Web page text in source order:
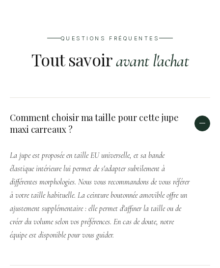
QUESTIONS FRÉQUENTES
Tout savoiravant l'achat
Comment choisir ma taille pour cette jupe
maxi carreaux ?
La jupe est proposée en taille EU universelle, et sa bande
élastique intérieure lui permet de s'adapter subtilement à
différentes morphologies. Nous vous recommandons de vous référer
à votre taille habituelle. La ceinture boutonnée amovible offre un
ajustement supplémentaire : elle permet d'affiner la taille ou de
créer du volume selon vos préférences. En cas de doute, notre
équipe est disponible pour vous guider.